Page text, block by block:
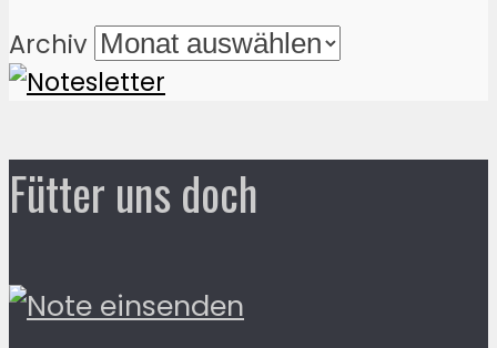
Archiv
Fütter uns doch